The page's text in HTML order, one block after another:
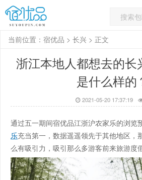
当前位置： 宿优品 > 长兴 > 正文
浙江本地人都想去的长
是什么样的
2021-05-20 17:37:19
通过五一期间宿优品江浙沪农家乐的浏览
乐充当第一，数据遥遥领先于其他地区，
么有吸引力，吸引那么多游客前来旅游度